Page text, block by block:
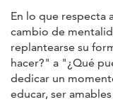
En lo que respecta
cambio de
replantearse su
hacer?" a "¿Qué
dedicar un
educar, ser